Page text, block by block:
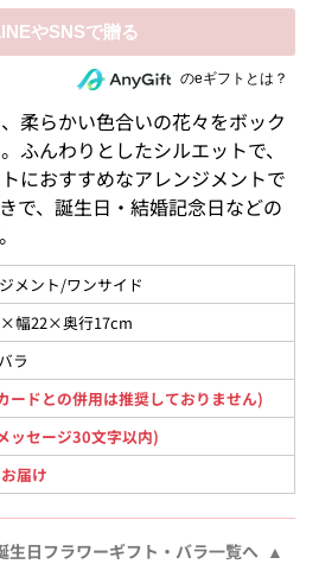
い相手にeギフトで贈るのeギフトとは？
柔らかい色合いの花々をボック
ふんわりとしたシルエットで、
におすすめなアレンジメントで
で、誕生日・結婚記念日などの
メント/ワンサイド
幅22×奥行17cm
ラ
ドとの併用は推奨しておりません)
ッセージ30文字以内)
届け
生日フラワーギフト・バラ一覧へ